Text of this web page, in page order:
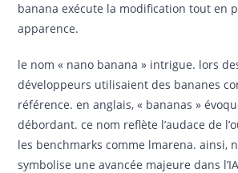
banana exécute la modification tout en
apparence.
le nom « nano banana » intrigue. lors
développeurs utilisaient des bananes
référence. en anglais, « bananas »
débordant. ce nom reflète l’audace de
les benchmarks comme lmarena. ainsi,
symbolise une avancée majeure dans